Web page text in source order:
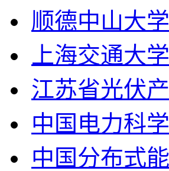
顺德中山大
上海交通大
江苏省光伏
中国电力科
中国分布式